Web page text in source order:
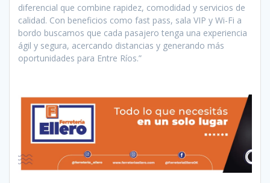
diferencial que combine rapidez, comodidad y servicios de
calidad. Con beneficios como fast pass, sala VIP y Wi-Fi a
bordo buscamos que cada pasajero tenga una experiencia
ágil y segura, acercando distancias y generando más
oportunidades para Entre Ríos.”